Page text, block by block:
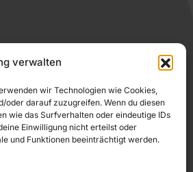
verwalten
wir Technologien wie Cookies,
oder darauf zuzugreifen. Wenn du diesen
wie das Surfverhalten oder eindeutige IDs
Einwilligung nicht erteilst oder
und Funktionen beeinträchtigt werden.